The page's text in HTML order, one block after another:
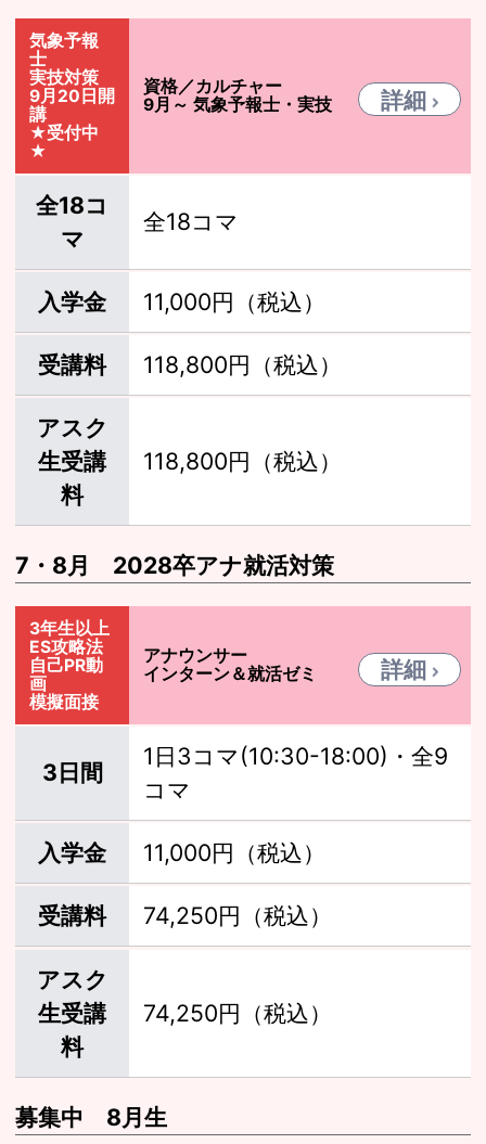
気象予報
士
実技対策
9月20日開
講
★受付中
★
資格／カルチャー
9月～ 気象予報士・実技
詳細
全18コ
マ
全18コマ
入学金 11,000円（税込）
受講料 118,800円（税込）
アスク
生受講
料
118,800円（税込）
7・8月 2028卒アナ就活対策
3年生以上
ES攻略法
自己PR動
画
模擬面接
アナウンサー
インターン＆就活ゼミ
詳細
3日間
1日3コマ(10:30-18:00)・全9
コマ
入学金 11,000円（税込）
受講料 74,250円（税込）
アスク
生受講
料
74,250円（税込）
募集中 8月生